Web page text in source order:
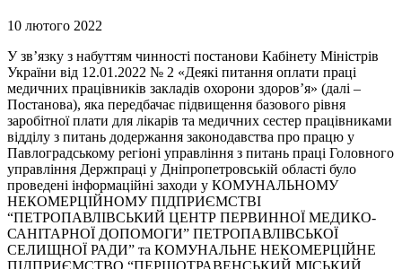
10 лютого 2022
У зв’язку з набуттям чинності постанови Кабінету Міністрів
України від 12.01.2022 № 2 «Деякі питання оплати праці
медичних працівників закладів охорони здоров’я» (далі –
Постанова), яка передбачає підвищення базового рівня
заробітної плати для лікарів та медичних сестер працівниками
відділу з питань додержання законодавства про працю у
Павлоградському регіоні управління з питань праці Головного
управління Держпраці у Дніпропетровській області було
проведені інформаційні заходи у КОМУНАЛЬНОМУ
НЕКОМЕРЦІЙНОМУ ПІДПРИЄМСТВІ
“ПЕТРОПАВЛІВСЬКИЙ ЦЕНТР ПЕРВИННОЇ МЕДИКО-
САНІТАРНОЇ ДОПОМОГИ” ПЕТРОПАВЛІВСЬКОЇ
СЕЛИЩНОЇ РАДИ” та КОМУНАЛЬНЕ НЕКОМЕРЦІЙНЕ
ПІДПРИЄМСТВО “ПЕРШОТРАВЕНСЬКИЙ МІСЬКИЙ